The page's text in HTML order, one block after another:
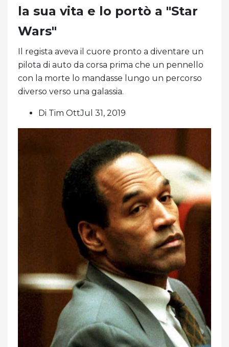
la sua vita e lo portò a "Star
Wars"
Il regista aveva il cuore pronto a diventare un
pilota di auto da corsa prima che un pennello
con la morte lo mandasse lungo un percorso
diverso verso una galassia.
Di Tim OttJul 31, 2019